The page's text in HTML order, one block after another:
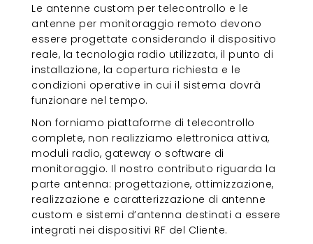
Le antenne custom per telecontrollo e le
antenne per monitoraggio remoto devono
essere progettate considerando il dispositivo
reale, la tecnologia radio utilizzata, il punto di
installazione, la copertura richiesta e le
condizioni operative in cui il sistema dovrà
funzionare nel tempo.
Non forniamo piattaforme di telecontrollo
complete, non realizziamo elettronica attiva,
moduli radio, gateway o software di
monitoraggio. Il nostro contributo riguarda la
parte antenna: progettazione, ottimizzazione,
realizzazione e caratterizzazione di antenne
custom e sistemi d’antenna destinati a essere
integrati nei dispositivi RF del Cliente.